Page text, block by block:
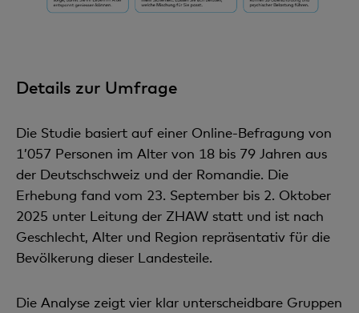
Details zur Umfrage
Die Studie basiert auf einer Online-Befragung von
1’057 Personen im Alter von 18 bis 79 Jahren aus
der Deutschschweiz und der Romandie. Die
Erhebung fand vom 23. September bis 2. Oktober
2025 unter Leitung der ZHAW statt und ist nach
Geschlecht, Alter und Region repräsentativ für die
Bevölkerung dieser Landesteile.
Die Analyse zeigt vier klar unterscheidbare Gruppen